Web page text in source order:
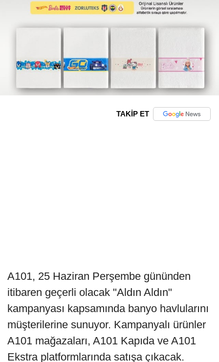
TAKİP ET
A101, 25 Haziran Perşembe gününden
itibaren geçerli olacak "Aldın Aldın"
kampanyası kapsamında banyo havlularını
müşterilerine sunuyor. Kampanyalı ürünler
A101 mağazaları, A101 Kapıda ve A101
Ekstra platformlarında satışa çıkacak.